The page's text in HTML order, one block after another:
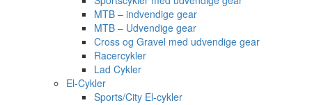
MTB – indvendige gear
MTB – Udvendige gear
Cross og Gravel med udvendige gear
Racercykler
Lad Cykler
El-Cykler
Sports/City El-cykler